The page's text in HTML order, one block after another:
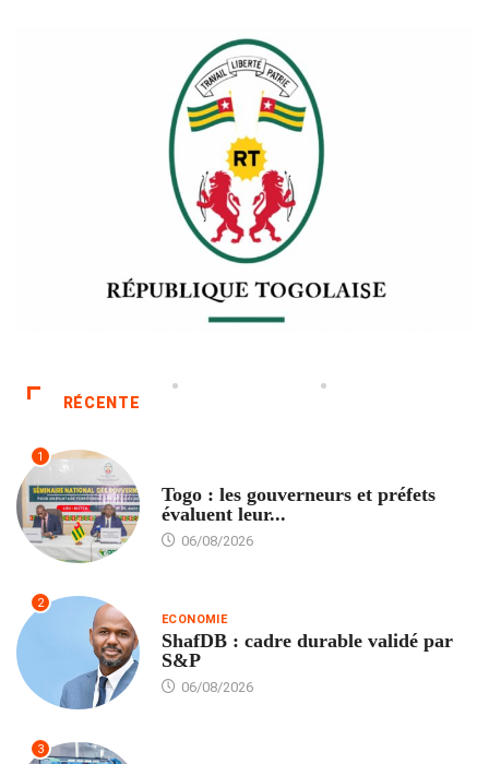
RÉCENTE
1
Togo : les gouverneurs et préfets
évaluent leur...
06/08/2026
2
ECONOMIE
ShafDB : cadre durable validé par
S&P
06/08/2026
3